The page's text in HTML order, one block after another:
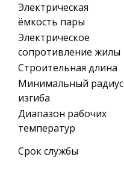
Электрическая
ёмкость пары
Электрическое
сопротивление жилы
Строительная длина
Минимальный радиус
изгиба
Диапазон рабочих
температур
Срок службы